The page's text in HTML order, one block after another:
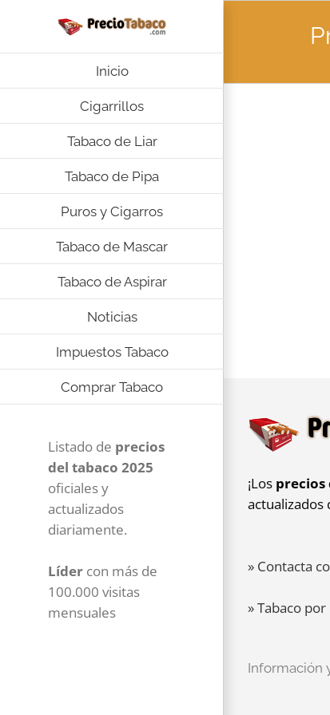
contenido
Inicio
Cigarrillos
Tabaco de Liar
Tabaco de Pipa
Puros y Cigarros
Tabaco de Mascar
Tabaco de Aspirar
Noticias
Impuestos Tabaco
Comprar Tabaco
Listado de precios
del tabaco 2025
oficiales y
actualizados
diariamente.
Líder con más de
100.000 visitas
mensuales
¡Los precios
» Contacta
» Tabaco
Información